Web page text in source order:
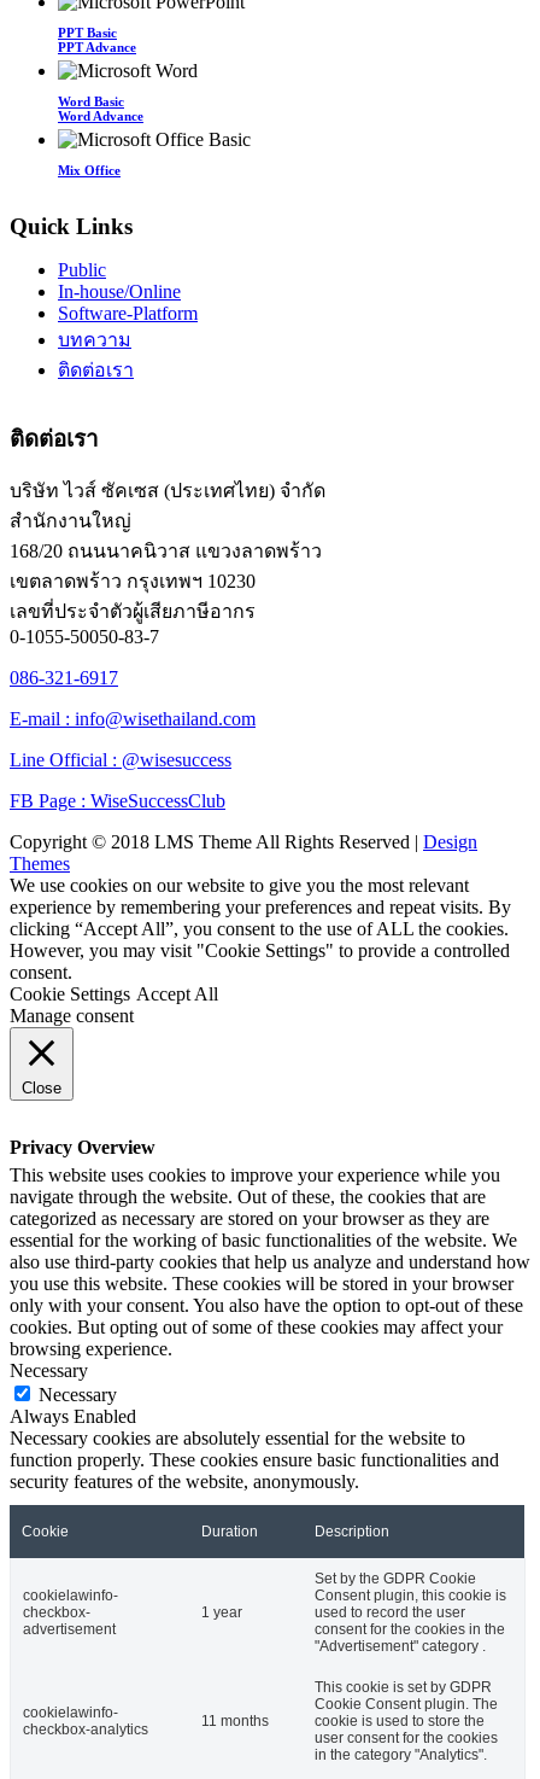
PPT Basic
PPT Advance
Word Basic
Word Advance
Mix Office
Quick Links
Public
In-house/Online
Software-Platform
บทความ
ติดต่อเรา
ติดต่อเรา
บริษัท ไวส์ ซัคเซส (ประเทศไทย) จำกัด
สำนักงานใหญ่
168/20 ถนนนาคนิวาส แขวงลาดพร้าว
เขตลาดพร้าว กรุงเทพฯ 10230
เลขที่ประจำตัวผู้เสียภาษีอากร
0-1055-50050-83-7
086-321-6917
E-mail : info@wisethailand.com
Line Official : @wisesuccess
FB Page : WiseSuccessClub
Copyright © 2018 LMS Theme All Rights Reserved | Design
Themes
We use cookies on our website to give you the most relevant
experience by remembering your preferences and repeat visits. By
clicking “Accept All”, you consent to the use of ALL the cookies.
However, you may visit "Cookie Settings" to provide a controlled
consent.
Cookie Settings Accept All
Manage consent
Close
Privacy Overview
This website uses cookies to improve your experience while you
navigate through the website. Out of these, the cookies that are
categorized as necessary are stored on your browser as they are
essential for the working of basic functionalities of the website. We
also use third-party cookies that help us analyze and understand how
you use this website. These cookies will be stored in your browser
only with your consent. You also have the option to opt-out of these
cookies. But opting out of some of these cookies may affect your
browsing experience.
Necessary
Necessary
Always Enabled
Necessary cookies are absolutely essential for the website to
function properly. These cookies ensure basic functionalities and
security features of the website, anonymously.
Cookie Duration Description
cookielawinfo-
checkbox-
advertisement
1 year
Set by the GDPR Cookie
Consent plugin, this cookie is
used to record the user
consent for the cookies in the
"Advertisement" category .
cookielawinfo-
checkbox-analytics
11 months
This cookie is set by GDPR
Cookie Consent plugin. The
cookie is used to store the
user consent for the cookies
in the category "Analytics".